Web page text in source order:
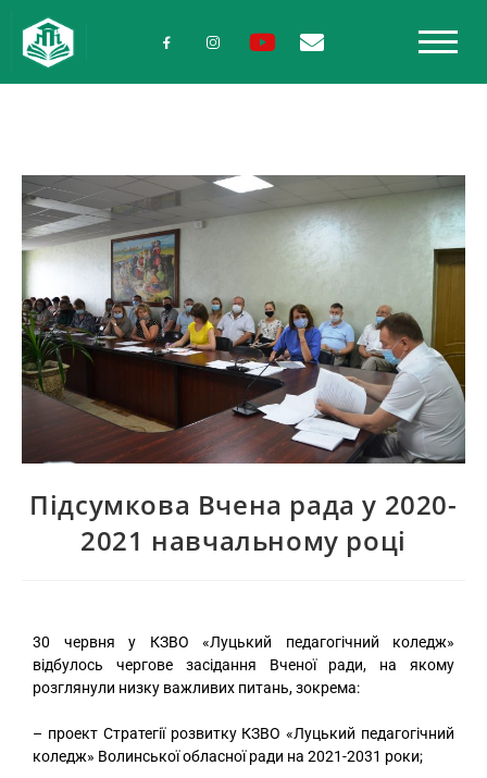
Підсумкова Вчена рада у 2020-
2021 навчальному році
30 червня у КЗВО «Луцький педагогічний коледж»
відбулось чергове засідання Вченої ради, на якому
розглянули низку важливих питань, зокрема:
– проект Стратегії розвитку КЗВО «Луцький педагогічний
коледж» Волинської обласної ради на 2021-2031 роки;